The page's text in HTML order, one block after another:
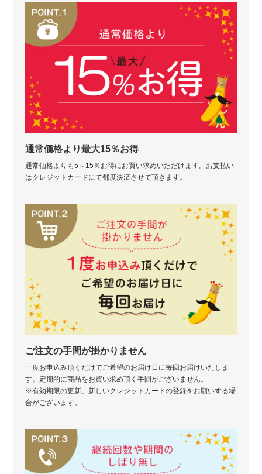
通常価格より最大15％お得
通常価格よりも5～15％お得にお買い求めいただけます。お支払い
はクレジットカードにて都度決済させて頂きます。
ご注文の手間が掛かりません
一度お申込み頂くだけでご希望のお届け日に毎回お届けいたしま
す。定期的に商品をお買い求め頂く手間がございません。
※有効期限の更新、新しいクレジットカードの登録をお願いする場
合がございます。